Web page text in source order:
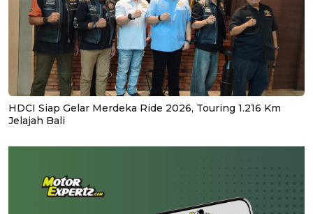
HDCI Siap Gelar Merdeka Ride 2026, Touring 1.216 Km
Jelajah Bali